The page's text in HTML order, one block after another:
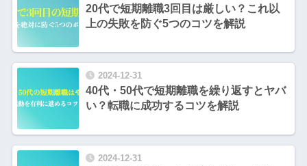
20代で短期離職3回目は厳しい？これ以
上の失敗を防ぐ5つのコツを解説
2024-12-31
40代・50代で短期離職を繰り返すとヤバ
い？転職に成功するコツを解説
2024-12-31